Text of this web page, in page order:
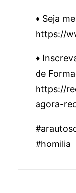
♦️ Seja
https://
♦️
de
https://
agora-
#homilia